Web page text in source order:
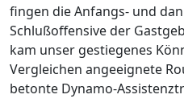
fingen die Anfangs- und
Schlußoffensive der
kam unser gestiegenes
Vergleichen angeeignete
betonte Dynamo-